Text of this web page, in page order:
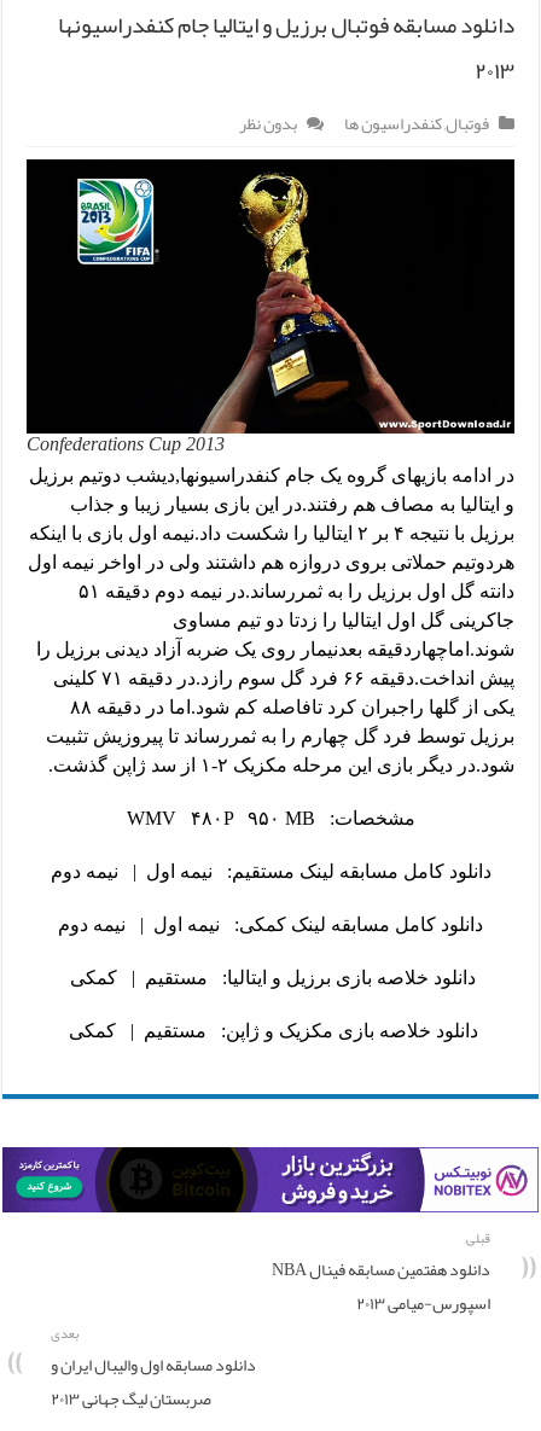
دانلود مسابقه فوتبال برزیل و ایتالیا جام کنفدراسیونها
۲۰۱۳
فوتبال,کنفدراسیون ها بدون نظر
Confederations Cup 2013
در ادامه بازیهای گروه یک جام کنفدراسیونها,دیشب دوتیم برزیل
و ایتالیا به مصاف هم رفتند.در این بازی بسیار زیبا و جذاب
برزیل با نتیجه ۴ بر ۲ ایتالیا را شکست داد.نیمه اول بازی با اینکه
هردوتیم حملاتی بروی دروازه هم داشتند ولی در اواخر نیمه اول
دانته گل اول برزیل را به ثمررساند.در نیمه دوم دقیقه ۵۱
جاکرینی گل اول ایتالیا را زدتا دو تیم مساوی
شوند.اماچهاردقیقه بعدنیمار روی یک ضربه آزاد دیدنی برزیل را
پیش انداخت.دقیقه ۶۶ فرد گل سوم رازد.در دقیقه ۷۱ کلینی
یکی از گلها راجبران کرد تافاصله کم شود.اما در دقیقه ۸۸
برزیل توسط فرد گل چهارم را به ثمررساند تا پیروزیش تثبیت
شود.در دیگر بازی این مرحله مکزیک ۲-۱ از سد ژاپن گذشت.
مشخصات: WMV ۴۸۰P ۹۵۰ MB
دانلود کامل مسابقه لینک مستقیم: نیمه اول | نیمه دوم
دانلود کامل مسابقه لینک کمکی: نیمه اول | نیمه دوم
دانلود خلاصه بازی برزیل و ایتالیا: مستقیم | کمکی
دانلود خلاصه بازی مکزیک و ژاپن: مستقیم |کمکی
قبلی
دانلود هفتمین مسابقه فینال NBA
اسپورس-میامی ۲۰۱۳
بعدی
دانلود مسابقه اول والیبال ایران و
صربستان لیگ جهانی ۲۰۱۳